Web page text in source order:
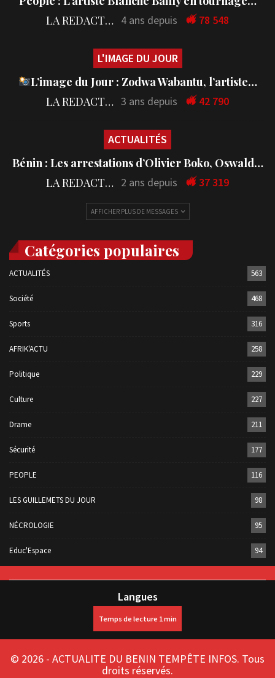
LA REDACTION 4 ans depuis 78 548
L'IMAGE DU JOUR
L’image du Jour : Zodwa Wabantu, l’artiste…
LA REDACTION 3 ans depuis 42 790
ACTUALITÉS
Bénin : Les arrestations d’Olivier Boko, Oswald…
LA REDACTION 2 ans depuis 37 319
AFFICHER PLUS DE MESSAGES
Catégories populaires
ACTUALITÉS 563
Société 468
Sports 316
AFRIK'ACTU 258
Politique 229
Culture 227
Drame 211
Sécurité 177
PEOPLE 116
LES GUILLEMETS DU JOUR 98
NÉCROLOGIE 95
Educ'Espace 94
Langues
© 2026 - ACTUALITE DU BENIN TEMPÊTE INFOS. Tous
droits réservés.